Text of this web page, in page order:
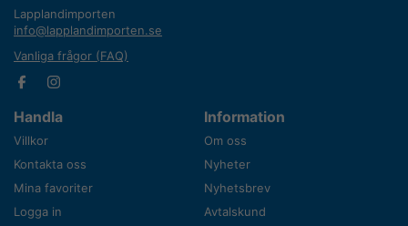
Lapplandimporten
info@lapplandimporten.se
Vanliga frågor (FAQ)
Handla
Villkor
Kontakta oss
Mina favoriter
Logga in
Information
Om oss
Nyheter
Nyhetsbrev
Avtalskund